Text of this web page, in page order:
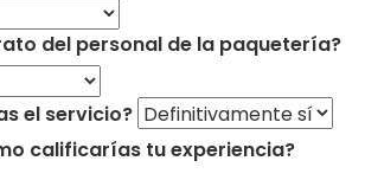
del personal de la paquetería?
el servicio?
calificarías tu experiencia?